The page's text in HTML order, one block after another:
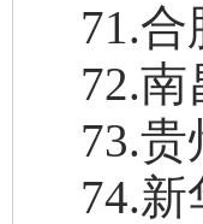
71.合
72.南
73.贵
74.新